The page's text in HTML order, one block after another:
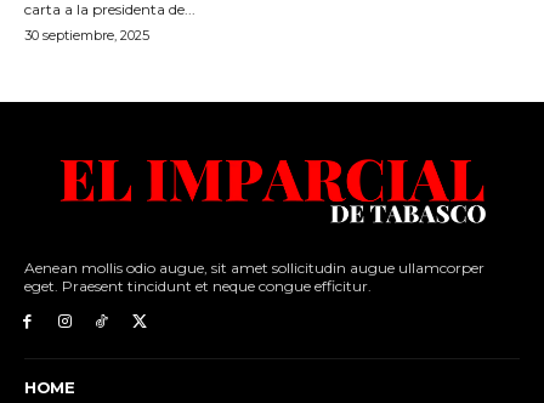
Aenean mollis odio augue, sit amet sollicitudin augue ullamcorper
eget. Praesent tincidunt et neque congue efficitur.
HOME